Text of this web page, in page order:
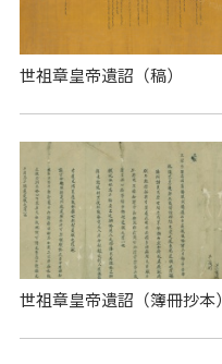
世祖章皇帝遺詔（稿）
世祖章皇帝遺詔（簿冊抄本）